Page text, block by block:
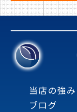
当店の強み
ブログ